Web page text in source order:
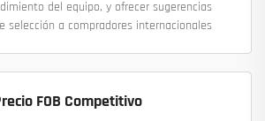
del equipo, y ofrecer sugerencias
selección a compradores internacionales
FOB Competitivo